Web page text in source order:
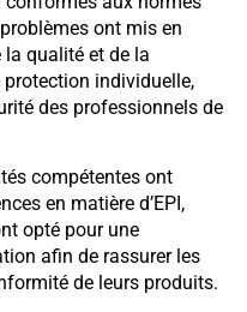
ont mis en
la qualité et de la
individuelle,
des professionnels de
compétentes ont
en matière d’EPI,
opté pour une
afin de rassurer les
de leurs produits.